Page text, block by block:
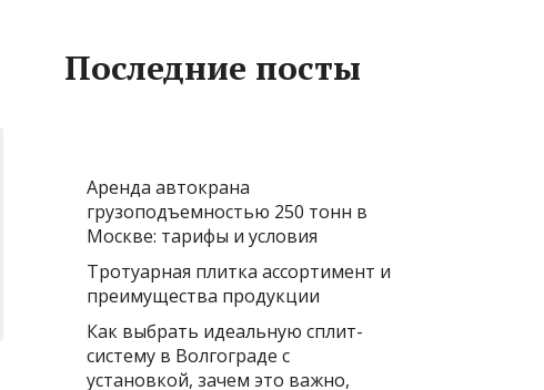
Последние посты
Аренда автокрана
грузоподъемностью 250 тонн в
Москве: тарифы и условия
Тротуарная плитка ассортимент и
преимущества продукции
Как выбрать идеальную сплит-
систему в Волгограде с
установкой, зачем это важно,